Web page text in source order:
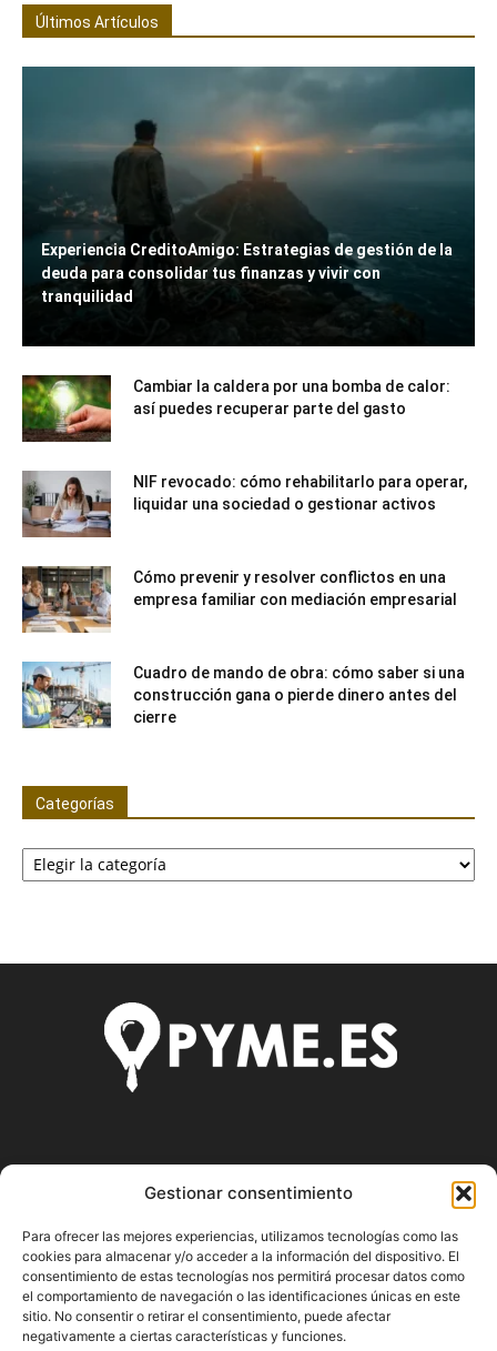
Gestionar consentimiento
Para ofrecer las mejores experiencias, utilizamos tecnologías como las
cookies para almacenar y/o acceder a la información del dispositivo. El
consentimiento de estas tecnologías nos permitirá procesar datos como
el comportamiento de navegación o las identificaciones únicas en este
sitio. No consentir o retirar el consentimiento, puede afectar
negativamente a ciertas características y funciones.
Últimos Artículos
Experiencia CreditoAmigo: Estrategias de gestión de la
deuda para consolidar tus finanzas y vivir con
tranquilidad
Cambiar la caldera por una bomba de calor:
así puedes recuperar parte del gasto
NIF revocado: cómo rehabilitarlo para operar,
liquidar una sociedad o gestionar activos
Cómo prevenir y resolver conflictos en una
empresa familiar con mediación empresarial
Cuadro de mando de obra: cómo saber si una
construcción gana o pierde dinero antes del
cierre
Categorías
Categorías
Pyme.es es el portal web donde podrás mantenerte
actualizado de todas las noticias y novedades sobre la
economía en España y el mundo, así como donde podrás
conseguir toda la información necesaria sobre
emprendimiento.